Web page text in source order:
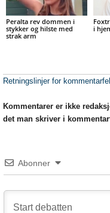
Peralta rev dommen i
stykker og hilste med
strak arm
i
Retningslinjer for
Kommentarer er ikke
det man skriver i
Abonner